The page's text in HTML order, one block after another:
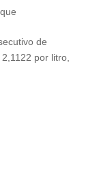
de
por litro,